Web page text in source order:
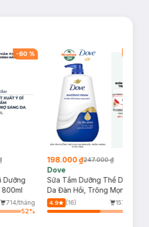
-60 %
Dưỡng
800ml
714/tháng
52%
198.000 ₫247.000 ₫
Dove
Sữa Tắm Dưỡng Thể Dove
Da Đàn Hồi, Trông Mọng
Nước 900g
4.9 (16)
157/tháng